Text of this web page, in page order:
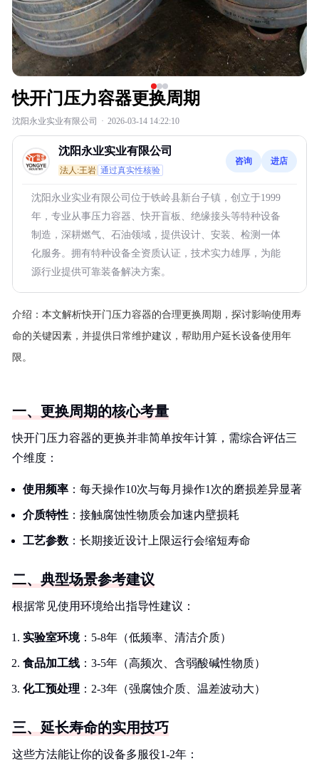
快开门压力容器更换周期
沈阳永业实业有限公司 · 2026-03-14 14:22:10
沈阳永业实业有限公司
法人:王岩 通过真实性核验
咨询 进店
沈阳永业实业有限公司位于铁岭县新台子镇，创立于1999
年，专业从事压力容器、快开盲板、绝缘接头等特种设备
制造，深耕燃气、石油领域，提供设计、安装、检测一体
化服务。拥有特种设备全资质认证，技术实力雄厚，为能
源行业提供可靠装备解决方案。
介绍： 本文解析快开门压力容器的合理更换周期，探讨影响使用寿
命的关键因素，并提供日常维护建议，帮助用户延长设备使用年
限。
一、更换周期的核心考量
快开门压力容器的更换并非简单按年计算，需综合评估三
个维度：
使用频率 ：每天操作10次与每月操作1次的磨损差异显著
介质特性 ：接触腐蚀性物质会加速内壁损耗
工艺参数 ：长期接近设计上限运行会缩短寿命
二、典型场景参考建议
根据常见使用环境给出指导性建议：
实验室环境：5-8年（低频率、清洁介质）
食品加工线 ：3-5年（高频次、含弱酸碱性物质）
化工预处理 ：2-3年（强腐蚀介质、温差波动大）
三、延长寿命的实用技巧
这些方法能让你的设备多服役1-2年：